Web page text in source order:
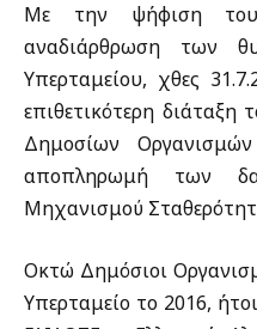
Με την ψήφιση του
αναδιάρθρωση των
Υπερταμείου, χθες
επιθετικότερη
Δημοσίων
αποπληρωμή των
Μηχανισμού
Οκτώ Δημόσιοι
Υπερταμείο το 2016,